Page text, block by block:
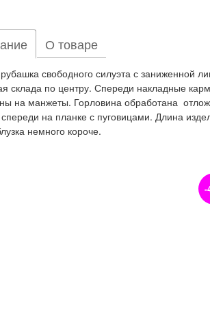
О товаре
свободного силуэта с заниженной
склада по центру. Спереди накладные
на манжеты. Горловина обработана
на планке с пуговицами. Длина
немного короче.
-